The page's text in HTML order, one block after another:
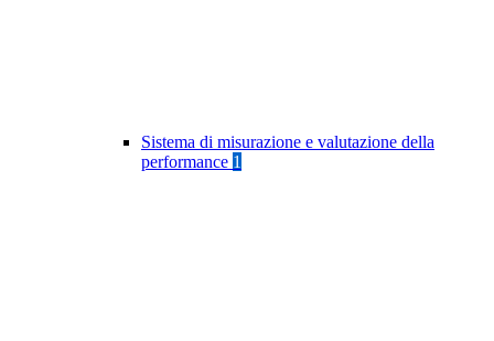
Sistema di misurazione e valutazione della
performance 1